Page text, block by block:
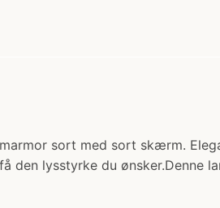
sort med sort skærm.
lysstyrke du ønsker.Denne